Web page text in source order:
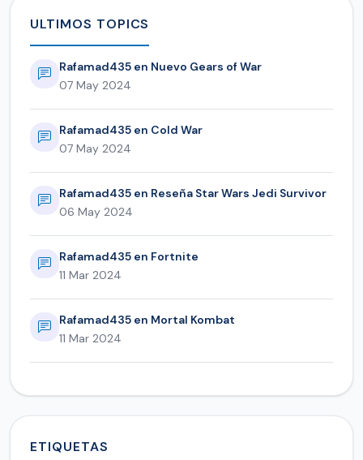
ULTIMOS TOPICS
Rafamad435 en Nuevo Gears of War
07 May 2024
Rafamad435 en Cold War
07 May 2024
Rafamad435 en Reseña Star Wars Jedi Survivor
06 May 2024
Rafamad435 en Fortnite
11 Mar 2024
Rafamad435 en Mortal Kombat
11 Mar 2024
ETIQUETAS